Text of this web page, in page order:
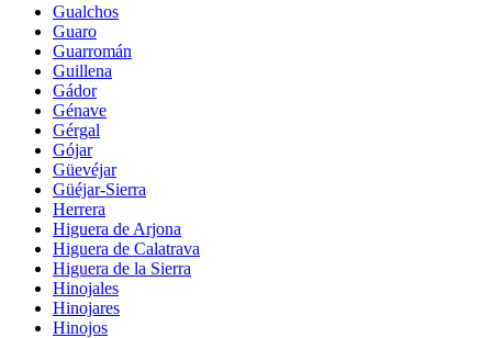
Gualchos
Guaro
Guarromán
Guillena
Gádor
Génave
Gérgal
Gójar
Güevéjar
Güéjar-Sierra
Herrera
Higuera de Arjona
Higuera de Calatrava
Higuera de la Sierra
Hinojales
Hinojares
Hinojos